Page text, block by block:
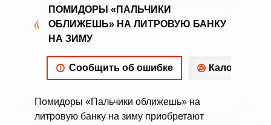
ПОМИДОРЫ «ПАЛЬЧИКИ
ОБЛИЖЕШЬ» НА ЛИТРОВУЮ БАНКУ
НА ЗИМУ
Сообщить об ошибке
Помидоры «Пальчики оближешь» на
литровую банку на зиму приобретают